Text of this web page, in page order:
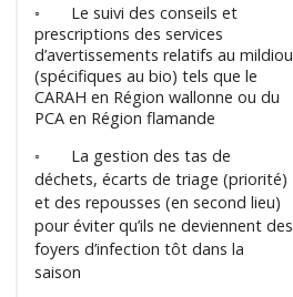
◦ Le suivi des conseils et
prescriptions des services
d’avertissements relatifs au mildiou
(spécifiques au bio) tels que le
CARAH en Région wallonne ou du
PCA en Région flamande
◦ La gestion des tas de
déchets, écarts de triage (priorité)
et des repousses (en second lieu)
pour éviter qu’ils ne deviennent des
foyers d’infection tôt dans la
saison